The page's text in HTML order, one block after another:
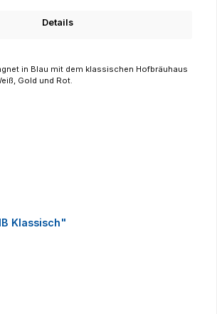
Details
Klassisch"